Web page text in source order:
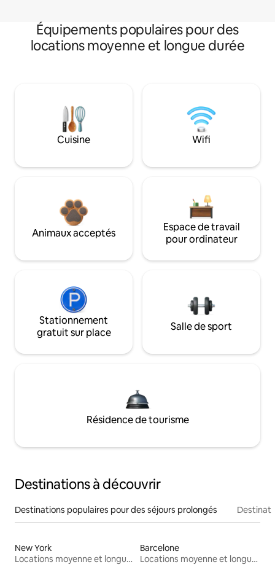
Équipements populaires pour des
locations moyenne et longue durée
Cuisine Wifi
Animaux acceptés
Espace de travail
pour ordinateur
Stationnement
gratuit sur place
Salle de sport
Résidence de tourisme
Destinations à découvrir
Destinations populaires pour des séjours prolongés
New York
Locations moyenne et longue durée
Barcelone
Locations moyenne et longue durée